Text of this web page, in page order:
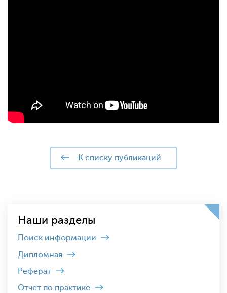
к списку публикаций
Наши разделы
Поиск информации
Дипломная
Реферат
Отчет по практике